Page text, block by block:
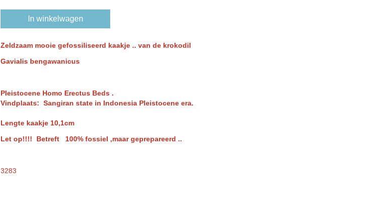
In winkelwagen
Zeldzaam mooie gefossiliseerd kaakje .. van de krokodil
Gavialis bengawanicus
Pleistocene Homo Erectus Beds .
Vindplaats: Sangiran state in Indonesia Pleistocene era.
Lengte kaakje 10,1cm
Let op!!!! Betreft 100% fossiel ,maar geprepareerd ..
3283